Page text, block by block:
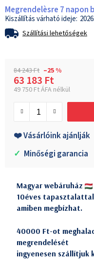
Megrendelèsre 7 napon
Szállítási lehetőségek
84 243 Ft –25 %
63 183 Ft
49 750 Ft ÁFA nélkül
❤️ Vásárlóink ajánlják
✓ Minőségi garancia
Magyar webáruház
10éves
amiben megbízhat.
40000 Ft-ot
megrendelését
ingyenesen szállítjuk